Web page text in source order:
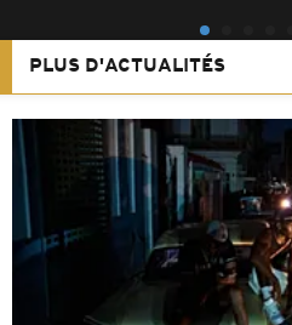
PLUS D'ACTUALITÉS